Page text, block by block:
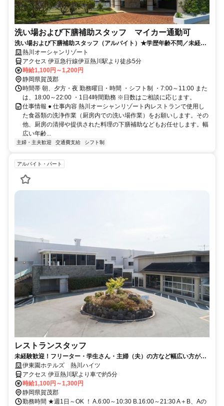
洗い場および下膳補助スタッフ マイカー通勤可
洗い場および下膳補助スタッフ（アルバイト）★学歴年齢不問／未経験
歓迎／幅広い年代が活躍中
熱川オーシャンリゾート
アクセス 伊豆急行線伊豆熱川駅より徒歩5分
時給1,100円～1,200円
静岡県賀茂郡
時間帯 朝、夕方・夜 勤務曜日・時間 ・シフト制 ・7:00～11:00 また
は、18:00～22:00 ・1日4時間勤務 ※日数はご相談に応じます。
仕事情報 ● 仕事内容 熱川オーシャンリゾート内レストランで使用し
た食器類の洗浄作業（厨房内での洗い場作業）をお願いします。その
他、厨房の清掃や提供された料理の下膳補助などもお任せします。幅
広い年齢...
主婦・主夫歓迎 交通費支給 シフト制
アルバイト・パート
レストランスタッフ
未経験歓迎！フリーター・学生さん・主婦（夫）の方など幅広い方が活
躍中の職場です。
伊東園ホテルズ 熱川ハイツ
アクセス 伊豆熱川駅より車で約5分
時給1,100円～1,300円
静岡県賀茂郡
勤務時間 ★週1日～OK ！ A.6:00～10:30 B.16:00～21:30 A＋B、Aの